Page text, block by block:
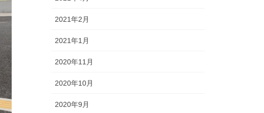
2021年2月
2021年1月
2020年11月
2020年10月
2020年9月